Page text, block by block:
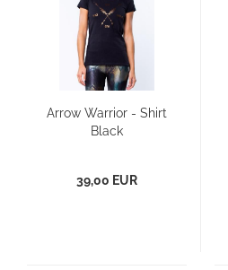
Arrow Warrior - Shirt
Black
39,00 EUR